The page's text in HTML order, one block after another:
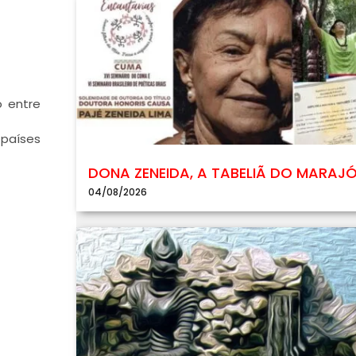
entre
DONA ZENEIDA, A TABELIÃ DO
04/08/2026